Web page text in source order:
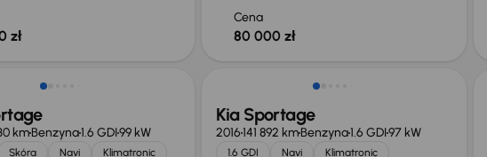
zł
Cena
80 000 zł
kmBenzyna1.6 GDI99 kW
Skóra Navi Klimatronic
Kia Sportage
2016141 892 kmBenzyna1.6 GDI97 kW
1.6 GDI Navi Klimatronic